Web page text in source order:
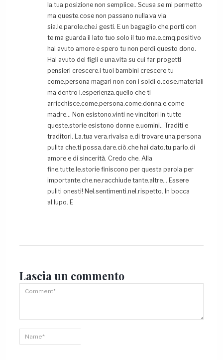
la.tua posizione non semplice.. Scusa se mi permetto
ma queste.cose non passano nulla.va via
sia.le.parole.che.i gesti. E un bagaglio che.porti con
te ma guarda il lato tuo solo il tuo ma.e.cmq.positivo
hai avuto amore e spero tu non perdi questo dono.
Hai avuto dei figli e una.vita su cui far progetti
pensieri crescere.i tuoi bambini crescere tu
come.persona magari non con i soldi o.cose.materiali
ma dentro l.esperienza.quello che ti
arricchisce.come.persona.come.donna.e.come
madre… Non esistono.vinti ne vincitori in tutte
queste.storie esistono donne e.uomini.. Traditi e
traditori. La.tua vera.rivalsa e.di trovare.una.persona
pulita che.ti possa.dare.ciò.che hai dato.tu parlo.di
amore e di sincerità. Credo che. Alla
fine.tutte.le.storie finiscono per questa parola per
importante.che.ne.racchiude tante.altre… Essere
puliti onesti! Nel.sentimenti.nel.rispetto. In bocca
al.lupo. E
Lascia un commento